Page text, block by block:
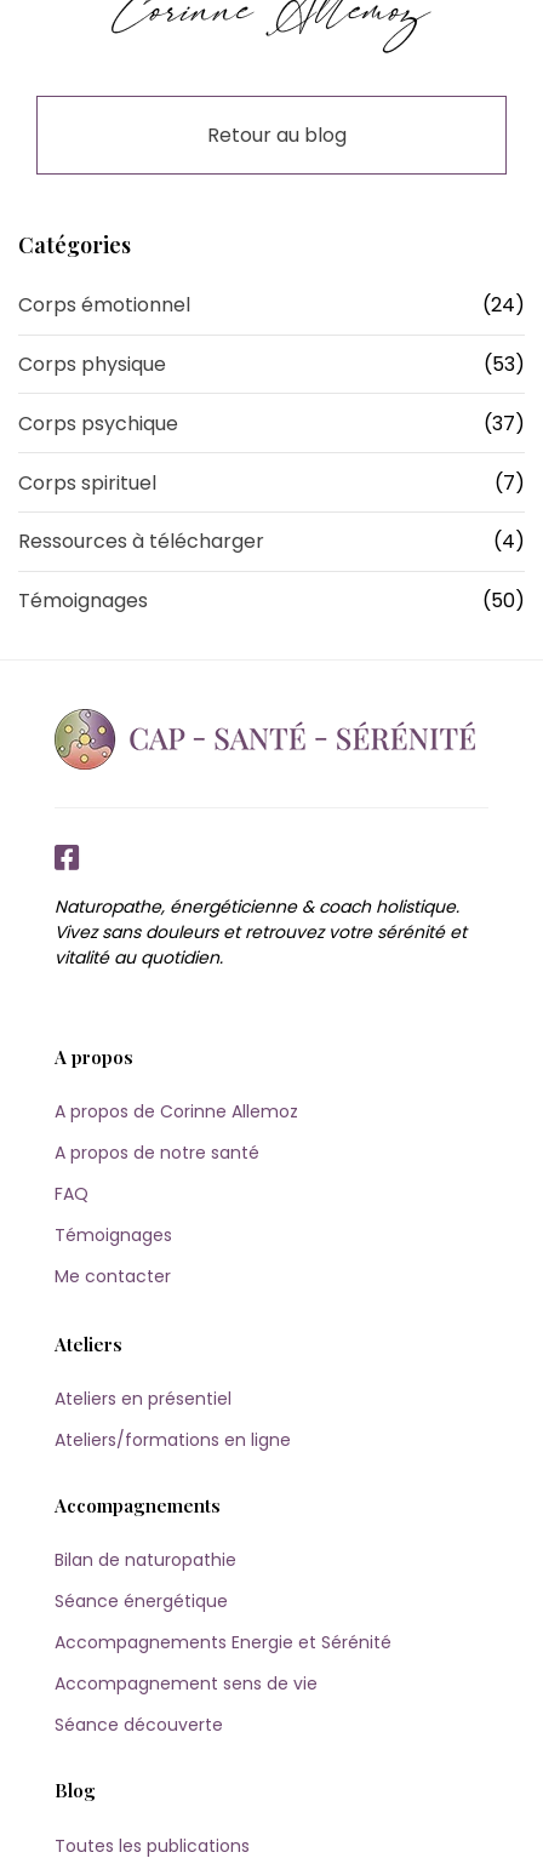
Retour au blog
Catégories
Corps émotionnel (24)
Corps physique (53)
Corps psychique (37)
Corps spirituel (7)
Ressources à télécharger (4)
Témoignages (50)
Naturopathe, énergéticienne & coach holistique.
Vivez sans douleurs et retrouvez votre sérénité et
vitalité au quotidien.
A propos
A propos de Corinne Allemoz
A propos de notre santé
FAQ
Témoignages
Me contacter
Ateliers
Ateliers en présentiel
Ateliers/formations en ligne
Accompagnements
Bilan de naturopathie
Séance énergétique
Accompagnements Energie et Sérénité
Accompagnement sens de vie
Séance découverte
Blog
Toutes les publications